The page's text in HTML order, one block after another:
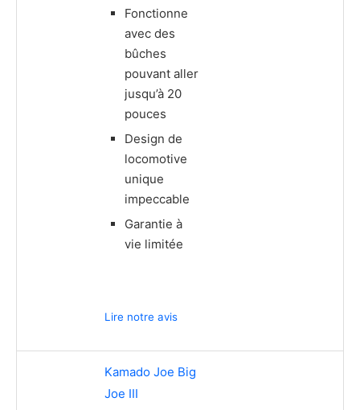
Fonctionne
avec des
bûches
pouvant aller
jusqu’à 20
pouces
Design de
locomotive
unique
impeccable
Garantie à
vie limitée
Lire notre avis
Kamado Joe Big
Joe III